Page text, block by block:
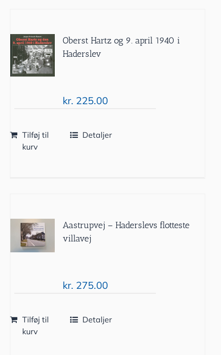
Oberst Hartz og 9. april 1940 i
Haderslev
kr. 225.00
Tilføj til
kurv
Detaljer
Aastrupvej – Haderslevs flotteste
villavej
kr. 275.00
Tilføj til
kurv
Detaljer